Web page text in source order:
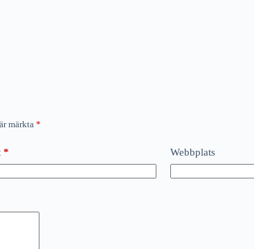
märkta *
* Webbplats